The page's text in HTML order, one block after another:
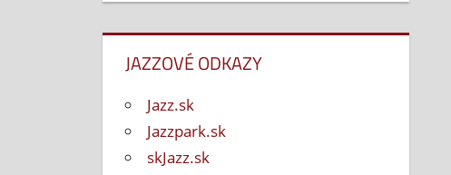
JAZZOVÉ ODKAZY
Jazz.sk
Jazzpark.sk
skJazz.sk